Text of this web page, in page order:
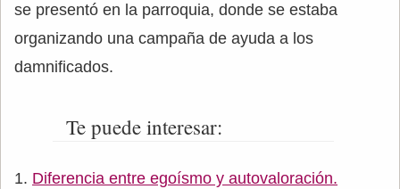
se presentó en la parroquia, donde se estaba
organizando una campaña de ayuda a los
damnificados.
Te puede interesar:
Diferencia entre egoísmo y autovaloración.